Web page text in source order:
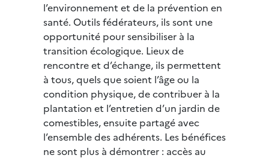
l’environnement et de la prévention en
santé. Outils fédérateurs, ils sont une
opportunité pour sensibiliser à la
transition écologique. Lieux de
rencontre et d’échange, ils permettent
à tous, quels que soient l’âge ou la
condition physique, de contribuer à la
plantation et l’entretien d’un jardin de
comestibles, ensuite partagé avec
l’ensemble des adhérents. Les bénéfices
ne sont plus à démontrer : accès au